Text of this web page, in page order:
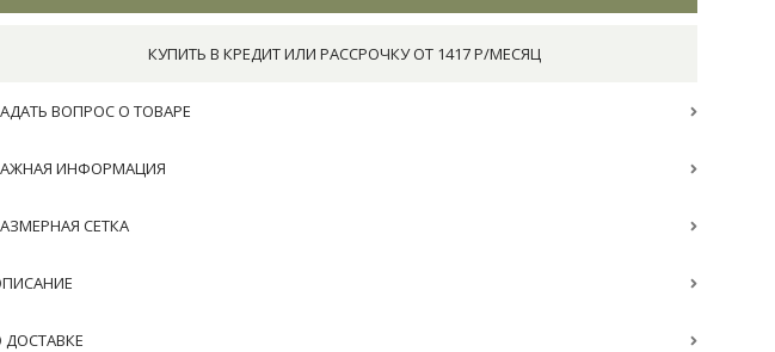
КУПИТЬ В КРЕДИТ ИЛИ РАССРОЧКУ ОТ 1417 Р/МЕСЯЦ
ВОПРОС О ТОВАРЕ
ИНФОРМАЦИЯ
СЕТКА
ДОСТАВКЕ